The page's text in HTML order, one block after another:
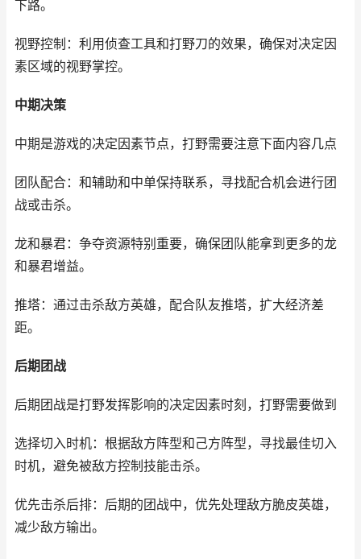
下路。
视野控制：利用侦查工具和打野刀的效果，确保对决定因
素区域的视野掌控。
中期决策
中期是游戏的决定因素节点，打野需要注意下面内容几点
团队配合：和辅助和中单保持联系，寻找配合机会进行团
战或击杀。
龙和暴君：争夺资源特别重要，确保团队能拿到更多的龙
和暴君增益。
推塔：通过击杀敌方英雄，配合队友推塔，扩大经济差
距。
后期团战
后期团战是打野发挥影响的决定因素时刻，打野需要做到
选择切入时机：根据敌方阵型和己方阵型，寻找最佳切入
时机，避免被敌方控制技能击杀。
优先击杀后排：后期的团战中，优先处理敌方脆皮英雄，
减少敌方输出。